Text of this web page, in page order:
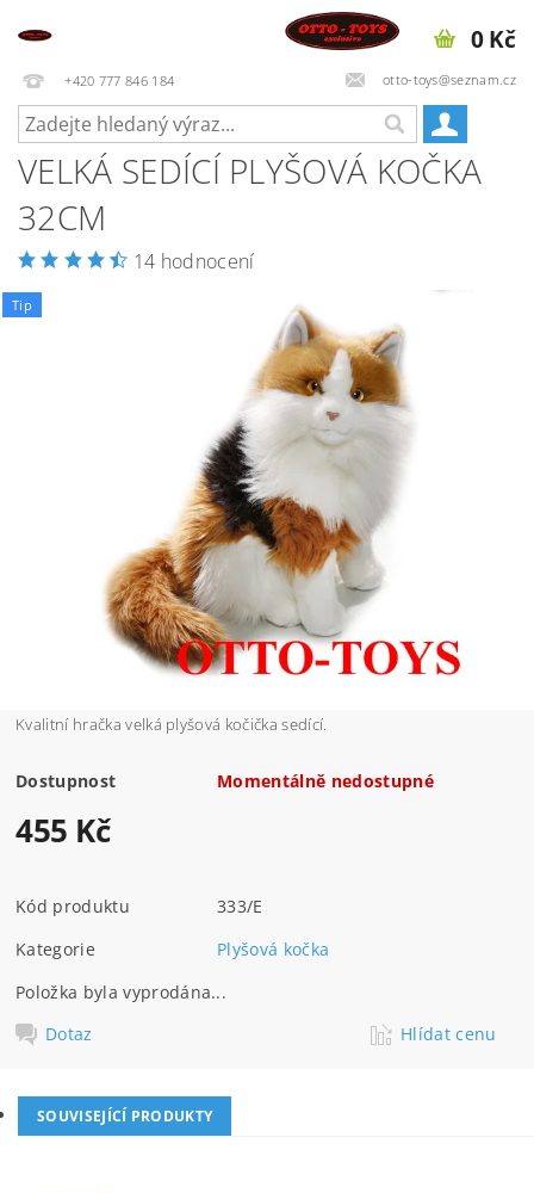
+420 777 846 184 otto-toys@seznam.cz
0 Kč
VELKÁ SEDÍCÍ PLYŠOVÁ KOČKA
32CM
14 hodnocení
Tip
Kvalitní hračka velká plyšová kočička sedící.
Dostupnost Momentálně nedostupné
455 Kč
Kód produktu
333/E
Kategorie
Plyšová kočka
Položka byla vyprodána...
Dotaz
Hlídat cenu
SOUVISEJÍCÍ PRODUKTY